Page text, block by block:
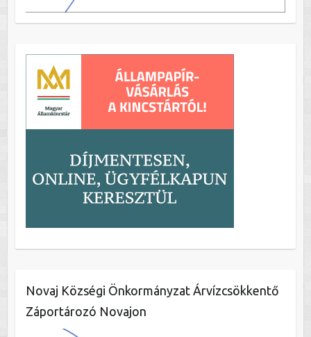
Novaj Községi Önkormányzat Árvízcsökkentő
Záportározó Novajon